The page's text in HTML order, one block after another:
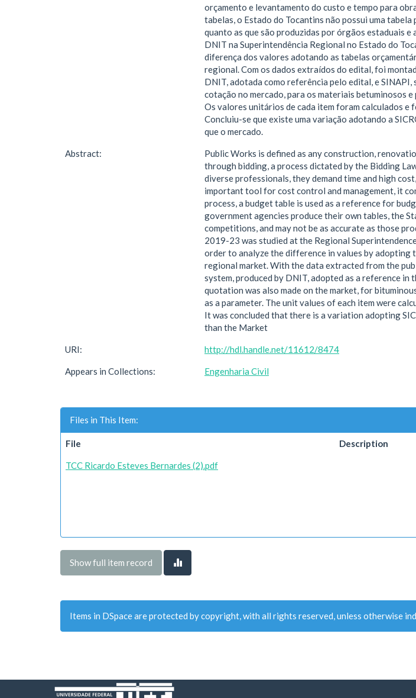
orçamento e levantamento do custo e tempo para
tabelas, o Estado do Tocantins não possui uma
quanto as que são produzidas por órgãos estaduais
DNIT na Superintendência Regional no Estado do
diferença dos valores adotando as tabelas
regional. Com os dados extraídos do edital, foi
DNIT, adotada como referência pelo edital, e SINAPI,
cotação no mercado, para os materiais betuminosos
Os valores unitários de cada item foram calculados e
Concluiu-se que existe uma variação adotando a
que o mercado.
Abstract:
Public Works is defined as any construction,
through bidding, a process dictated by the Bidding
diverse professionals, they demand time and high
important tool for cost control and management, it
process, a budget table is used as a reference for
government agencies produce their own tables, the
competitions, and may not be as accurate as those
2019-23 was studied at the Regional
order to analyze the difference in values by adopting
regional market. With the data extracted from the
system, produced by DNIT, adopted as a reference in
quotation was also made on the market, for
as a parameter. The unit values of each item were
It was concluded that there is a variation adopting
than the Market
URI: http://hdl.handle.net/11612/8474
Appears in Collections: Engenharia Civil
Files in This Item:
File Description
TCC Ricardo Esteves Bernardes (2).pdf
Show full item record
Items in DSpace are protected by copyright, with all rights reserved, unless otherwise